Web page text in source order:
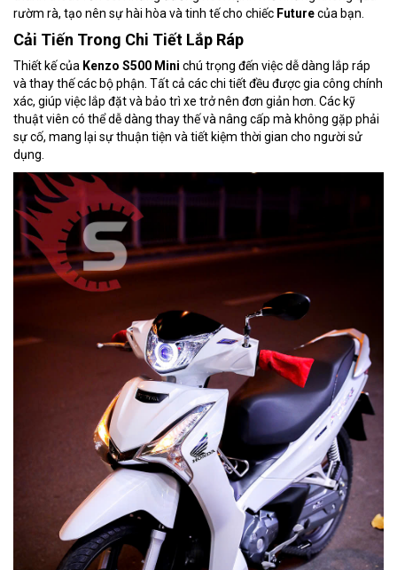
rườm rà, tạo nên sự hài hòa và tinh tế cho chiếc Futurecủa bạn.
Cải Tiến Trong Chi Tiết Lắp Ráp
Thiết kế của Kenzo S500 Mini chú trọng đến việc dễ dàng lắp ráp
và thay thế các bộ phận. Tất cả các chi tiết đều được gia công chính
xác, giúp việc lắp đặt và bảo trì xe trở nên đơn giản hơn. Các kỹ
thuật viên có thể dễ dàng thay thế và nâng cấp mà không gặp phải
sự cố, mang lại sự thuận tiện và tiết kiệm thời gian cho người sử
dụng.